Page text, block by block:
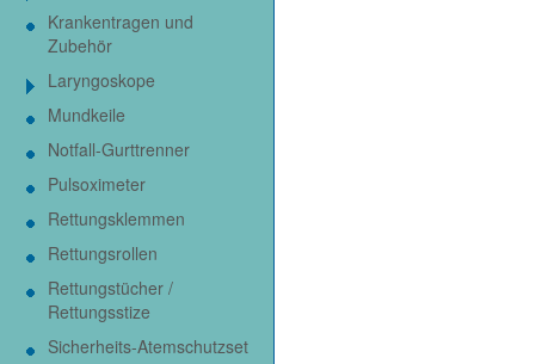
Krankentragen und
Zubehör
Laryngoskope
Mundkeile
Notfall-Gurttrenner
Pulsoximeter
Rettungsklemmen
Rettungsrollen
Rettungstücher /
Rettungsstize
Sicherheits-Atemschutzset